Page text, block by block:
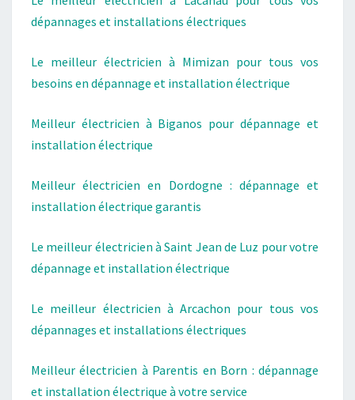
dépannages et installations électriques
Le meilleur électricien à Mimizan pour tous vos
besoins en dépannage et installation électrique
Meilleur électricien à Biganos pour dépannage et
installation électrique
Meilleur électricien en Dordogne : dépannage et
installation électrique garantis
Le meilleur électricien à Saint Jean de Luz pour votre
dépannage et installation électrique
Le meilleur électricien à Arcachon pour tous vos
dépannages et installations électriques
Meilleur électricien à Parentis en Born : dépannage
et installation électrique à votre service